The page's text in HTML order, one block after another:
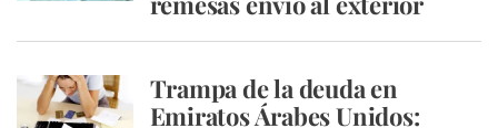
Trampa de la deuda en
Emiratos Árabes Unidos: